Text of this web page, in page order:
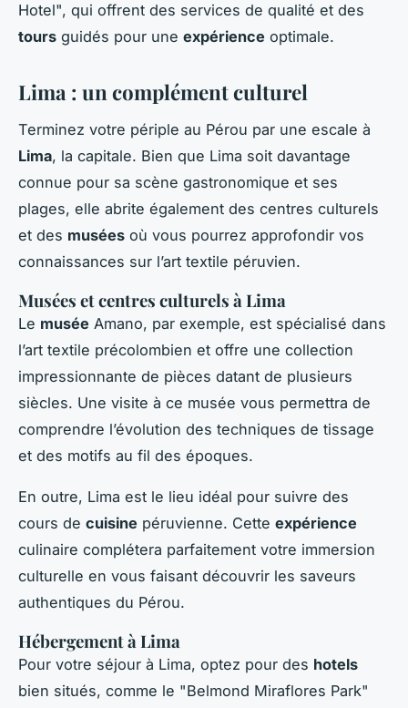
Hotel", qui offrent des services de qualité et des
tours guidés pour une expérience optimale.
Lima : un complément culturel
Terminez votre périple au Pérou par une escale à
Lima, la capitale. Bien que Lima soit davantage
connue pour sa scène gastronomique et ses
plages, elle abrite également des centres culturels
et des musées où vous pourrez approfondir vos
connaissances sur l’art textile péruvien.
Musées et centres culturels à Lima
Le musée Amano, par exemple, est spécialisé dans
l’art textile précolombien et offre une collection
impressionnante de pièces datant de plusieurs
siècles. Une visite à ce musée vous permettra de
comprendre l’évolution des techniques de tissage
et des motifs au fil des époques.
En outre, Lima est le lieu idéal pour suivre des
cours de cuisine péruvienne. Cette expérience
culinaire complétera parfaitement votre immersion
culturelle en vous faisant découvrir les saveurs
authentiques du Pérou.
Hébergement à Lima
Pour votre séjour à Lima, optez pour des hotels
bien situés, comme le "Belmond Miraflores Park"